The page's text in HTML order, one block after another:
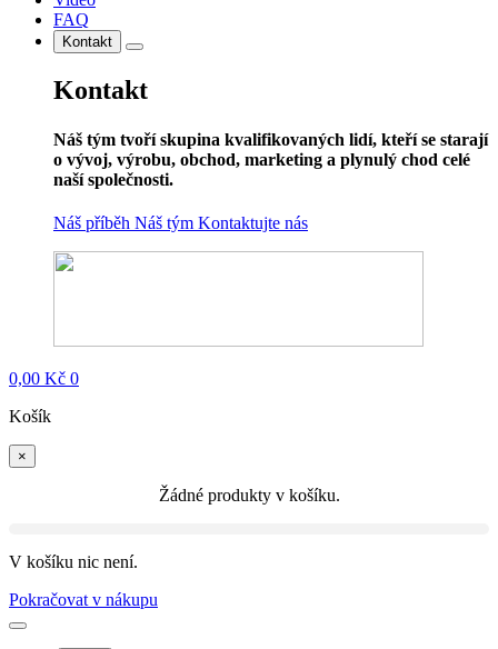
FAQ
Kontakt
Kontakt
Náš tým tvoří skupina kvalifikovaných lidí, kteří se starají
o vývoj, výrobu, obchod, marketing a plynulý chod celé
naší společnosti.
Náš příběh Náš tým Kontaktujte nás
0,00 Kč 0
Košík
×
Žádné produkty v košíku.
V košíku nic není.
Pokračovat v nákupu